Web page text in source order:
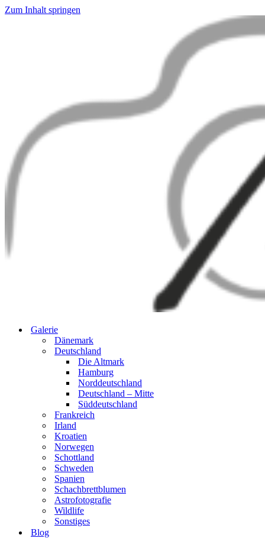
Zum Inhalt springen
Galerie
Dänemark
Deutschland
Die Altmark
Hamburg
Norddeutschland
Deutschland – Mitte
Süddeutschland
Frankreich
Irland
Kroatien
Norwegen
Schottland
Schweden
Spanien
Schachbrettblumen
Astrofotografie
Wildlife
Sonstiges
Blog